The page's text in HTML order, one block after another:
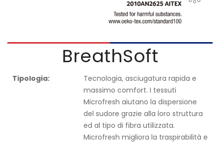
BreathSoft
Tipologia:
Tecnologia, asciugatura rapida e
massimo comfort. I tessuti
Microfresh aiutano la dispersione
del sudore grazie alla loro struttura
ed al tipo di fibra utilizzata.
Microfresh migliora la traspirabilità e